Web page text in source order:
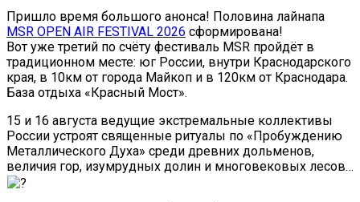
Пришло время большого анонса! Половина лайнапа
MSR OPEN AIR FESTIVAL 2026 сформирована!
Вот уже третий по счёту фестиваль MSR пройдёт в
традиционном месте: юг России, внутри Краснодарского
края, в 10км от города Майкоп и в 120км от Краснодара.
База отдыха «Красный Мост».
15 и 16 августа ведущие экстремальные коллективы
России устроят священные ритуалы по «Пробуждению
Металлического Духа» среди древних дольменов,
величия гор, изумрудных долин и многовековых лесов…